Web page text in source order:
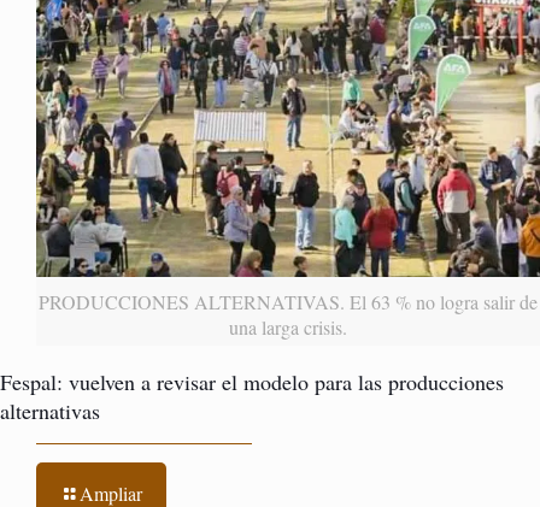
PRODUCCIONES ALTERNATIVAS. El 63 % no logra salir de
una larga crisis.
Fespal: vuelven a revisar el modelo para las producciones
alternativas
Ampliar